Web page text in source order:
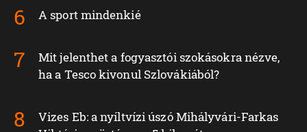
A sport mindenkié
Mit jelenthet a fogyasztói szokásokra nézve,
ha a Tesco kivonul Szlovákiából?
Vizes Eb: a nyíltvízi úszó Mihályvári-Farkas